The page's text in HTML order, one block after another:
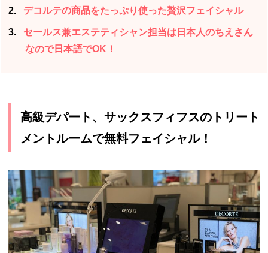
2 デコルテの商品をたっぷり使った贅沢フェイシャル
3
セールス兼エステティシャン担当は日本人のちえさん
なので日本語でOK！
高級デパート、サックスフィフスのトリート
メントルームで無料フェイシャル！